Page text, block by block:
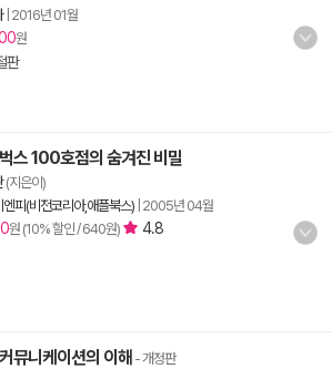
| 2016년 01월
원
판
스 100호점의 숨겨진 비밀
(지은이)
엔피(비전코리아,애플북스) 2005년 04월
원 (10% 할인 / 640원)
4.8
뮤니케이션의 이해- 개정판